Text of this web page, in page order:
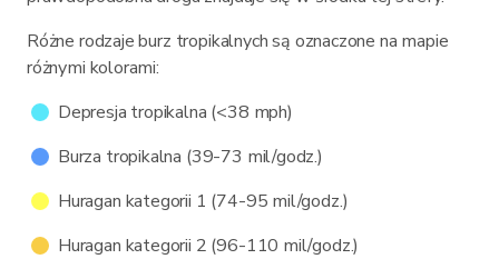
Różne rodzaje burz tropikalnych są oznaczone na mapie
różnymi kolorami:
Depresja tropikalna (<38 mph)
Burza tropikalna (39-73 mil/godz.)
Huragan kategorii 1 (74-95 mil/godz.)
Huragan kategorii 2 (96-110 mil/godz.)